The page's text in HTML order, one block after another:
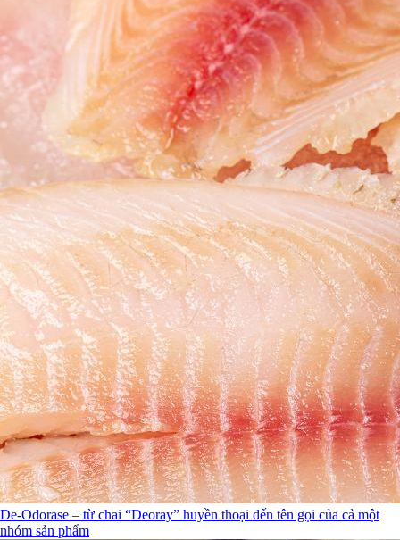
De-Odorase – từ chai “Deoray” huyền thoại đến tên gọi của cả một
nhóm sản phẩm